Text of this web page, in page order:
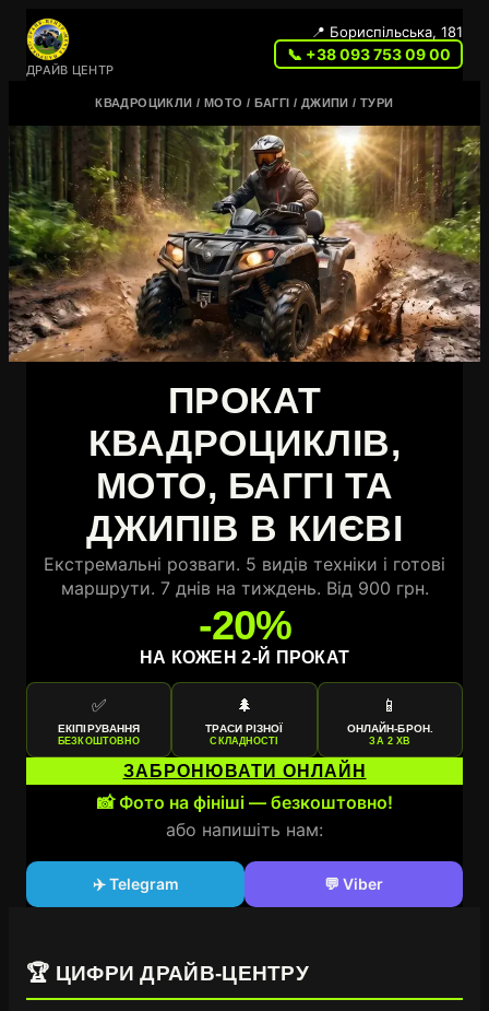
ДРАЙВ ЦЕНТР
📍 Бориспільська, 181
📞 +38 093 753 09 00
КВАДРОЦИКЛИ / МОТО / БАГГІ / ДЖИПИ / ТУРИ
ПРОКАТ
КВАДРОЦИКЛІВ,
МОТО, БАГГІ ТА
ДЖИПІВ В КИЄВІ
Екстремальні розваги. 5 видів техніки і готові
маршрути. 7 днів на тиждень. Від 900 грн.
-20%
НА КОЖЕН 2-Й ПРОКАТ
✅
ЕКІПІРУВАННЯ
БЕЗКОШТОВНО
🌲
ТРАСИ РІЗНОЇ
СКЛАДНОСТІ
📱
ОНЛАЙН-БРОН.
ЗА 2 ХВ
ЗАБРОНЮВАТИ ОНЛАЙН
📸 Фото на фініші — безкоштовно!
або напишіть нам:
✈️ Telegram 💬 Viber
🏆 ЦИФРИ ДРАЙВ-ЦЕНТРУ